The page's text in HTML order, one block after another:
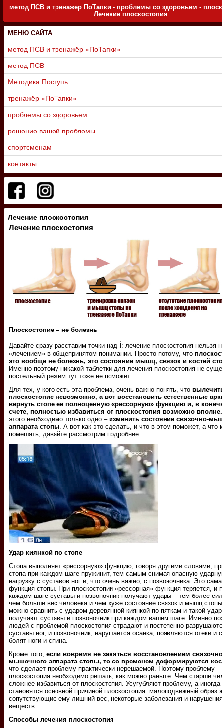
метод ПСВ и тренажер ПоТапки - проблемы со здоровьем -
Лечение плоскостопия
МЕНЮ САЙТА
метод ПСВ и тренажёр «ПоТапки»
метод ПСВ
Методика Поступь
тренажёр «ПоТапки»
проблемы со здоровьем
решение вашей проблемы
спортсменам
контакты
Лечение плоскостопия
Лечение плоскостопия
Плоскостопие – не болезнь
Давайте сразу расставим точки над i: лечение плоскостопия нельзя
«лечением» в общепринятом понимании. Просто потому, что
это вообще не болезнь, это состояние мышц, связок и костей
Именно поэтому никакой таблетки для лечения плоскостопия не
постельный режим тут тоже не поможет.
Для тех, у кого есть эта проблема, очень важно понять, что
плоскостопие невозможно, а вот восстановить естественные
вернуть стопе ее полноценную «рессорную» функцию и, в
счете, полностью избавиться от плоскостопия возможно вполне.
этого необходимо только одно – изменить состояние связочно-
аппарата стопы . А вот как это сделать, и что в этом поможет, а что
помешать, давайте рассмотрим подробнее.
Удар киянкой по стопе
Стопа выполняет «рессорную» функцию, говоря другими словами,
стопа при каждом шаге пружинит, тем самым снимая опасную
нагрузку с суставов ног и, что очень важно, с позвоночника. Это
функция стопы. При плоскостопии «рессорная» функция теряется, и
каждом шаге суставы и позвоночник получают удары – тем более
чем больше вес человека и чем хуже состояние связок и мышц
можно сравнить с ударом деревянной киянкой по пяткам и такой удар
получают суставы и позвоночник при каждом вашем шаге. Именно
людей с проблемой плоскостопия страдают и постепенно
суставы ног, и позвоночник, нарушается осанка, появляются отеки и
болят ноги и спина.
Кроме того, если вовремя не заняться восстановлением
мышечного аппарата стопы, то со временем деформируются
что сделает проблему практически нерешаемой. Поэтому проблему
плоскостопия необходимо решать, как можно раньше. Чем старше
сложнее избавиться от плоскостопия. Усугубляют проблему, а иногда
становятся основной причиной плоскостопия: малоподвижный образ
сопутствующие ему лишний вес, некоторые заболевания и
веществ.
Способы лечения плоскостопия